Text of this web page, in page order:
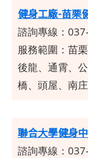
健身工廠-苗栗
諮詢專線：
服務範圍： 苗
後龍、通霄、
橋、頭屋、南
聯合大學健身
諮詢專線：